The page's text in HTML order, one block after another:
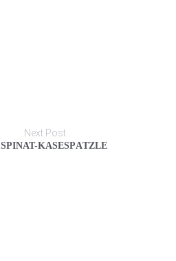
Next Post
SPINAT-KÄSESPÄTZLE